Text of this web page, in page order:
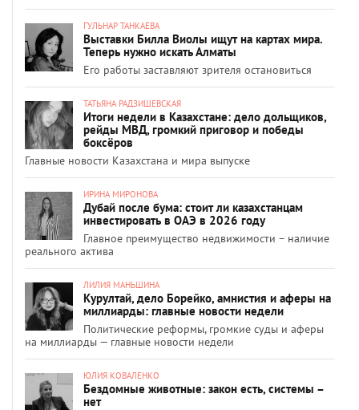
ГУЛЬНАР ТАНКАЕВА
Выставки Билла Виолы ищут на картах мира.
Теперь нужно искать Алматы
Его работы заставляют зрителя остановиться
ТАТЬЯНА РАДЗИШЕВСКАЯ
Итоги недели в Казахстане: дело дольщиков,
рейды МВД, громкий приговор и победы
боксёров
Главные новости Казахстана и мира выпуске
ИРИНА МИРОНОВА
Дубай после бума: стоит ли казахстанцам
инвестировать в ОАЭ в 2026 году
Главное преимущество недвижимости – наличие
реального актива
ЛИЛИЯ МАНЬШИНА
Курултай, дело Борейко, амнистия и аферы на
миллиарды: главные новости недели
Политические реформы, громкие суды и аферы
на миллиарды — главные новости недели
ЮЛИЯ КОВАЛЕНКО
Бездомные животные: закон есть, системы –
нет